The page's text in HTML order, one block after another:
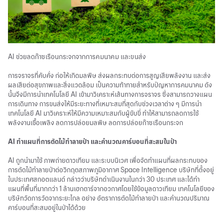
AI ช่วยลดก๊าซเรือนกระจกจากการคมนาคม และขนส่ง
การจราจรที่คับคั่ง ก่อให้เกิดมลพิษ ส่งผลกระทบต่อการสูญเสียพลังงาน และส่ง
ผลเสียต่อสุขภาพและสิ่งแวดล้อม เป็นความท้าทายสำหรับปัญหาการคมนาคม ดัง
นั้นจึงมีการนำเทคโนโลยี AI เข้ามาวิเคราะห์เส้นทางการจราจร ซึ่งสามารถวางแผน
การเดินทาง การขนส่งให้มีระยะทางที่เหมาะสมที่สุดกับช่วงเวลาต่าง ๆ มีการนำ
เทคโนโลยี AI มาวิเคราะห์ให้มีความเหมาะสมกับผู้ขับขี่ ทำให้สามารถลดการใช้
พลังงานเชื้อเพลิง ลดการปล่อยมลพิษ ลดการปล่อยก๊าซเรือนกระจก
AI ทำแผนที่การตัดไม้ทำลายป่า และคำนวณคาร์บอนที่สะสมในป่า
AI ถูกนำมาใช้ ภาพถ่ายดาวเทียม และระบบนิเวศ เพื่อจัดทำแผนที่ผลกระทบของ
การตัดไม้ทำลายป่าต่อวิกฤตสภาพภูมิอากาศ Space Intelligence บริษัทที่ตั้งอยู่
ในประเทศสกอตแลนด์ กล่าวว่าบริษัทดำเนินงานในกว่า 30 ประเทศ และได้ทำ
แผนที่พื้นที่มากกว่า 1 ล้านเฮกตาร์จากอวกาศโดยใช้ข้อมูลดาวเทียม เทคโนโลยีของ
บริษัทวัดการวัดจากระยะไกล อย่าง อัตราการตัดไม้ทำลายป่า และคำนวณปริมาณ
คาร์บอนที่สะสมอยู่ในป่าได้ด้วย